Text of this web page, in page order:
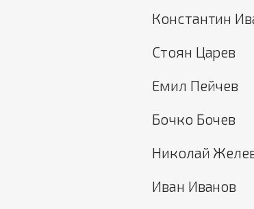
Константин
Стоян Царев
Емил Пейчев
Бочко Бочев
Николай
Иван Иванов